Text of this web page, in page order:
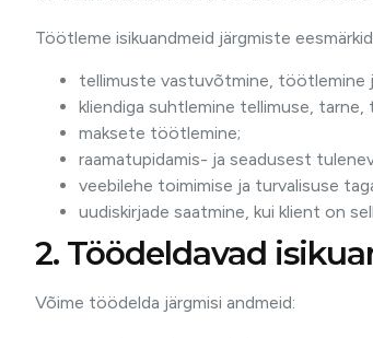
Töötleme isikuandmeid järgmiste
tellimuste vastuvõtmine, töötlemine
kliendiga suhtlemine tellimuse,
maksete töötlemine;
raamatupidamis- ja seadusest
veebilehe toimimise ja turvalisuse
uudiskirjade saatmine, kui klient on
2. Töödeldavad
Võime töödelda järgmisi andmeid: